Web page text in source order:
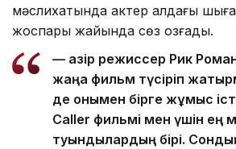
мәслихатында актер алдағы
жоспары жайында сөз қозғады.
— Қазір режиссер Рик
жаңа фильм түсіріп
де онымен бірге жұмыс
Caller фильмі мен үшін ең
туындылардың бірі.